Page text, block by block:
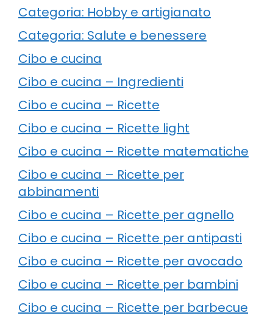
Categoria: Hobby e artigianato
Categoria: Salute e benessere
Cibo e cucina
Cibo e cucina – Ingredienti
Cibo e cucina – Ricette
Cibo e cucina – Ricette light
Cibo e cucina – Ricette matematiche
Cibo e cucina – Ricette per
abbinamenti
Cibo e cucina – Ricette per agnello
Cibo e cucina – Ricette per antipasti
Cibo e cucina – Ricette per avocado
Cibo e cucina – Ricette per bambini
Cibo e cucina – Ricette per barbecue